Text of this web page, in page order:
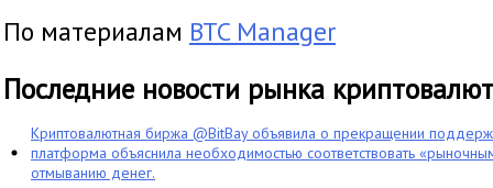
По материалам BTC Manager
Последние новости рынка криптовалют
Криптовалютная биржа @BitBay объявила о прекращении
платформа объяснила необходимостью соответствовать
отмыванию денег.